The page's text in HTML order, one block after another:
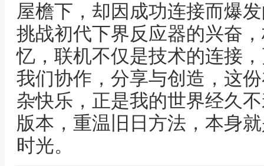
屋檐下，却因成功连接而爆
挑战初代下界反应器的兴奋
忆，联机不仅是技术的连接
我们协作，分享与创造，这
杂快乐，正是我的世界经久
版本，重温旧日方法，本身
时光。